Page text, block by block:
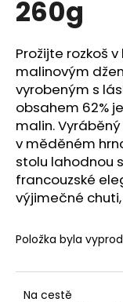
260g
Prožijte rozkoš
malinovým
vyrobeným s
obsahem 62%
malin.
v měděném
stolu lahodnou
francouzské
výjimečné
Položka byla
Na cestě
a
í
t
?
D
o